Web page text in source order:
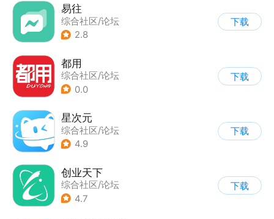
易往
综合社区/论坛
2.8
下载
都用
综合社区/论坛
0.0
下载
星次元
综合社区/论坛
4.9
下载
创业天下
综合社区/论坛
4.7
下载